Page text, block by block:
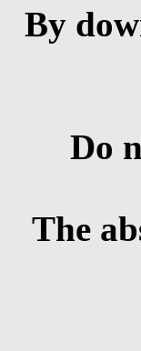
By
Do
The